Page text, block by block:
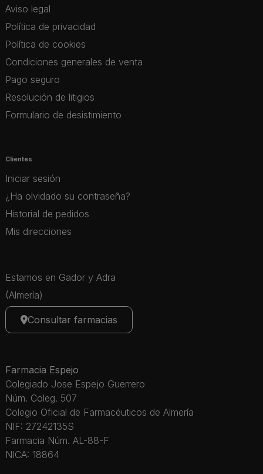
Aviso legal
Política de privacidad
Política de cookies
Condiciones generales de venta
Pago seguro
Resolución de litigios
Formulario de desistimiento
Clientes
Iniciar sesión
¿Ha olvidado su contraseña?
Historial de pedidos
Mis direcciones
Estamos en Gador y Adra
(Almería)
Consultar farmacias
Farmacia Espejo
Colegiado Jose Espejo Guerrero
Núm. Coleg. 507
Colegio Oficial de Farmacéuticos de Almería
NIF: 27242135S
Farmacia Núm. AL-88-F
NICA: 18864